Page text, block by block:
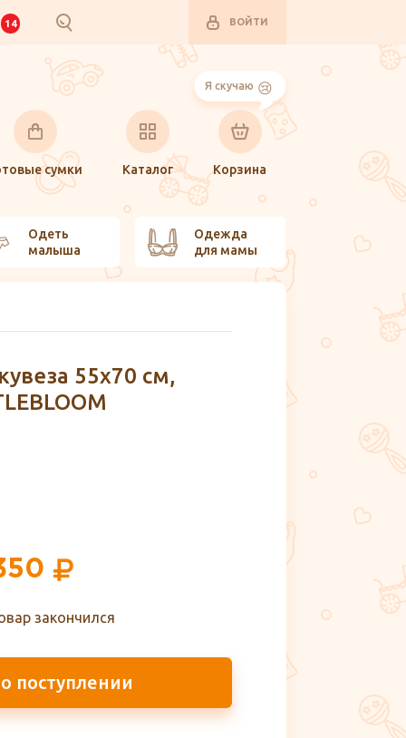
14 ВОЙТИ
сумки
Каталог
Я скучаю
Корзина
Одеть
малыша
Одежда
для мамы
55x70 см,
закончился
поступлении